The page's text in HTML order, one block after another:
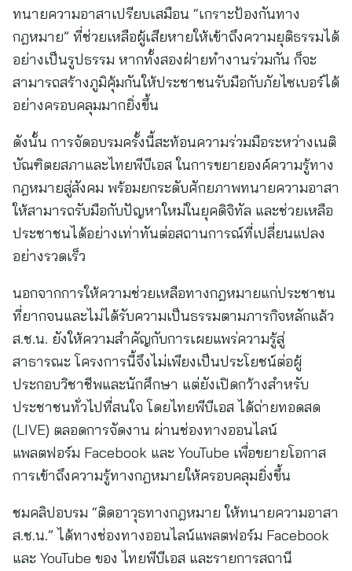
ทนายความอาสาเปรียบเสมือน “เกราะป้องกันทาง
กฎหมาย” ที่ช่วยเหลือผู้เสียหายให้เข้าถึงความยุติธรรมได้
อย่างเป็นรูปธรรม หากทั้งสองฝ่ายทำงานร่วมกัน ก็จะ
สามารถสร้างภูมิคุ้มกันให้ประชาชนรับมือกับภัยไซเบอร์ได้
อย่างครอบคลุมมากยิ่งขึ้น
ดังนั้น การจัดอบรมครั้งนี้สะท้อนความร่วมมือระหว่างเนติ
บัณฑิตยสภาและไทยพีบีเอส ในการขยายองค์ความรู้ทาง
กฎหมายสู่สังคม พร้อมยกระดับศักยภาพทนายความอาสา
ให้สามารถรับมือกับปัญหาใหม่ในยุคดิจิทัล และช่วยเหลือ
ประชาชนได้อย่างเท่าทันต่อสถานการณ์ที่เปลี่ยนแปลง
อย่างรวดเร็ว
นอกจากการให้ความช่วยเหลือทางกฎหมายแก่ประชาชน
ที่ยากจนและไม่ได้รับความเป็นธรรมตามภารกิจหลักแล้ว
ส.ช.น. ยังให้ความสำคัญกับการเผยแพร่ความรู้สู่
สาธารณะ โครงการนี้จึงไม่เพียงเป็นประโยชน์ต่อผู้
ประกอบวิชาชีพและนักศึกษา แต่ยังเปิดกว้างสำหรับ
ประชาชนทั่วไปที่สนใจ โดยไทยพีบีเอส ได้ถ่ายทอดสด
(LIVE) ตลอดการจัดงาน ผ่านช่องทางออนไลน์
แพลตฟอร์ม Facebook และ YouTube เพื่อขยายโอกาส
การเข้าถึงความรู้ทางกฎหมายให้ครอบคลุมยิ่งขึ้น
ชมคลิปอบรม “ติดอาวุธทางกฎหมาย ให้ทนายความอาสา
ส.ช.น.” ได้ทางช่องทางออนไลน์แพลตฟอร์ม Facebook
และ YouTube ของ ไทยพีบีเอส และรายการสถานี